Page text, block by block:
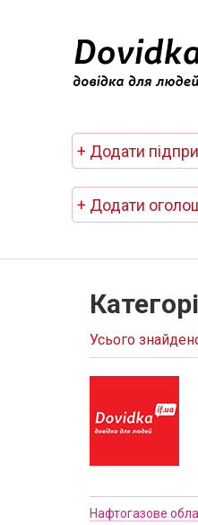
+ Додати
+ Додати
Усього
Нафтогазове